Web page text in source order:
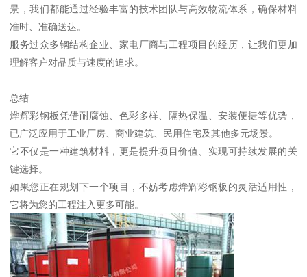
景，我们都能通过经验丰富的技术团队与高效物流体系，确保材料
准时、准确送达。
服务过众多钢结构企业、家电厂商与工程项目的经历，让我们更加
理解客户对品质与速度的追求。
总结
烨辉彩钢板凭借耐腐蚀、色彩多样、隔热保温、安装便捷等优势，
已广泛应用于工业厂房、商业建筑、民用住宅及其他多元场景。
它不仅是一种建筑材料，更是提升项目价值、实现可持续发展的关
键选择。
如果您正在规划下一个项目，不妨考虑烨辉彩钢板的灵活适用性，
它将为您的工程注入更多可能。